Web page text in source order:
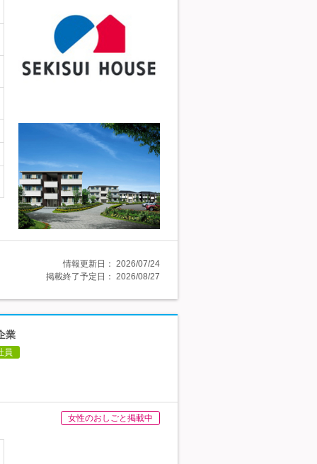
情報更新日： 2026/07/24
掲載終了予定日： 2026/08/27
業
員
女性のおしごと掲載中